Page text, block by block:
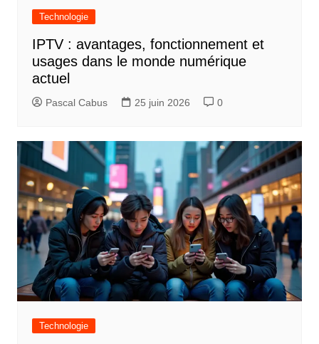
t
i
c
l
e
Technologie
IPTV : avantages, fonctionnement et
usages dans le monde numérique
actuel
Pascal Cabus 25 juin 2026 0
Technologie